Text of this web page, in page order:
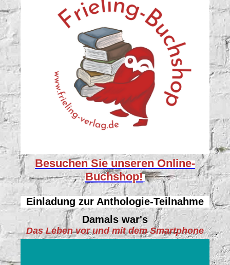
Besuchen Sie unserenOnline-
Buchshop!
Einladung zur Anthologie-Teilnahme
Damals war's
Das Leben vor und mit dem Smartphone